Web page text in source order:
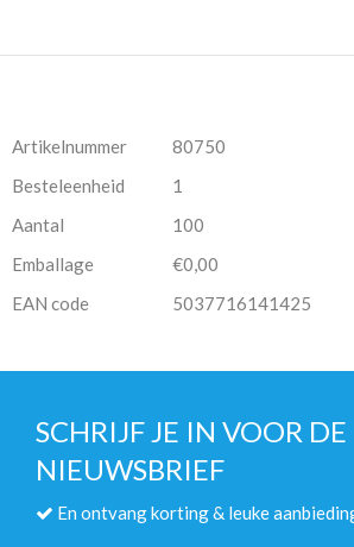
Artikelnummer
80750
Besteleenheid
1
Aantal
100
Emballage
€0,00
EAN code
5037716141425
SCHRIJF JE IN VOOR DE
NIEUWSBRIEF
En ontvang korting & leuke